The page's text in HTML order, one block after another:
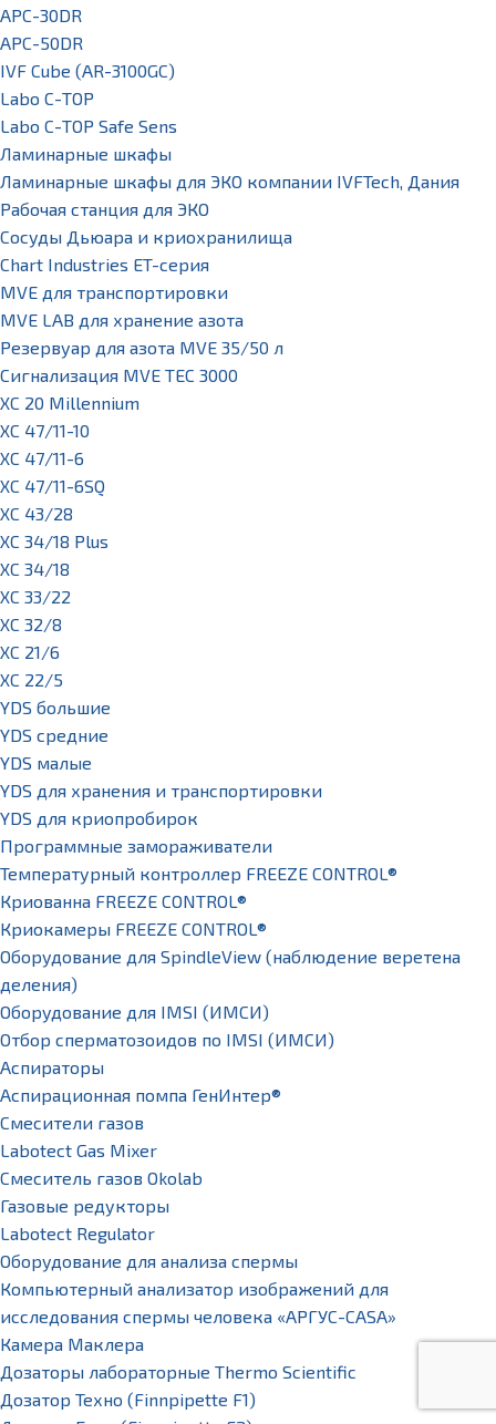
APC-30DR
APC-50DR
IVF Cube (AR-3100GC)
Labo С-ТОР
Labo С-ТОР Safe Sens
Ламинарные шкафы
Ламинарные шкафы для ЭКО компании IVFTech, Дания
Рабочая станция для ЭКО
Сосуды Дьюара и криохранилища
Chart Industries ET-серия
MVE для транспортировки
MVE LAB для хранение азота
Резервуар для азота MVE 35/50 л
Сигнализация MVE TEC 3000
XC 20 Millennium
XC 47/11-10
XC 47/11-6
XC 47/11-6SQ
XC 43/28
XC 34/18 Plus
XC 34/18
XC 33/22
XC 32/8
XC 21/6
XC 22/5
YDS большие
YDS средние
YDS малые
YDS для хранения и транспортировки
YDS для криопробирок
Программные замораживатели
Температурный контроллер FREEZE CONTROL®
Криованна FREEZE CONTROL®
Криокамеры FREEZE CONTROL®
Оборудование для SpindleView (наблюдение веретена
деления)
Оборудование для IMSI (ИМСИ)
Отбор сперматозоидов по IMSI (ИМСИ)
Аспираторы
Аспирационная помпа ГенИнтер®
Смесители газов
Labotect Gas Mixer
Смеситель газов Okolab
Газовые редукторы
Labotect Regulator
Оборудование для анализа спермы
Компьютерный анализатор изображений для
исследования спермы человека «АРГУС-CASA»
Камера Маклера
Дозаторы лабораторные Thermo Scientific
Дозатор Техно (Finnpipette F1)